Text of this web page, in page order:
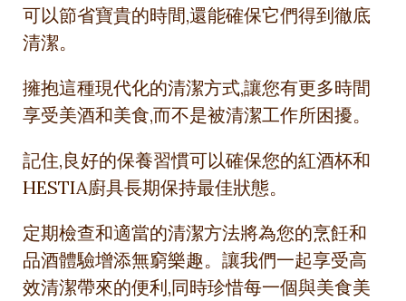
可以節省寶貴的時間,還能確保它們得到徹底
清潔。
擁抱這種現代化的清潔方式,讓您有更多時間
享受美酒和美食,而不是被清潔工作所困擾。
記住,良好的保養習慣可以確保您的紅酒杯和
HESTIA廚具長期保持最佳狀態。
定期檢查和適當的清潔方法將為您的烹飪和
品酒體驗增添無窮樂趣。讓我們一起享受高
效清潔帶來的便利,同時珍惜每一個與美食美